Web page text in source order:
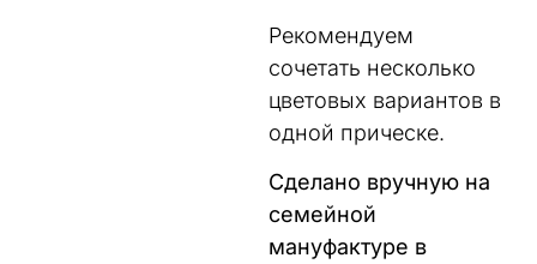
Рекомендуем
сочетать несколько
цветовых вариантов в
одной прическе.
Сделано вручную на
семейной
мануфактуре в